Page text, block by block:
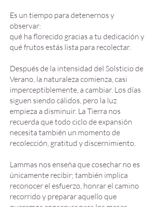
Es un tiempo para detenernos y
observar:
qué ha florecido gracias a tu dedicación y
qué frutos estás lista para recolectar.
Después de la intensidad del Solsticio de
Verano, la naturaleza comienza, casi
imperceptiblemente, a cambiar. Los días
siguen siendo cálidos, pero la luz
empieza a disminuir. La Tierra nos
recuerda que todo ciclo de expansión
necesita también un momento de
recolección, gratitud y discernimiento.
Lammas nos enseña que cosechar no es
únicamente recibir; también implica
reconocer el esfuerzo, honrar el camino
recorrido y preparar aquello que